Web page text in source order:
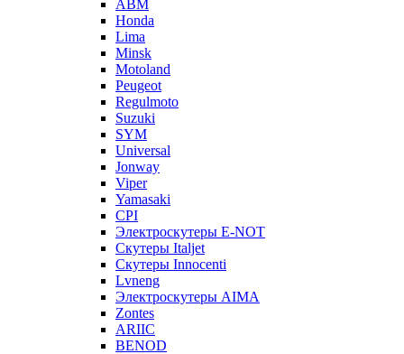
ABM
Honda
Lima
Minsk
Motoland
Peugeot
Regulmoto
Suzuki
SYM
Universal
Jonway
Viper
Yamasaki
CPI
Электроскутеры E-NOT
Скутеры Italjet
Скутеры Innocenti
Lvneng
Электроскутеры AIMA
Zontes
ARIIC
BENOD